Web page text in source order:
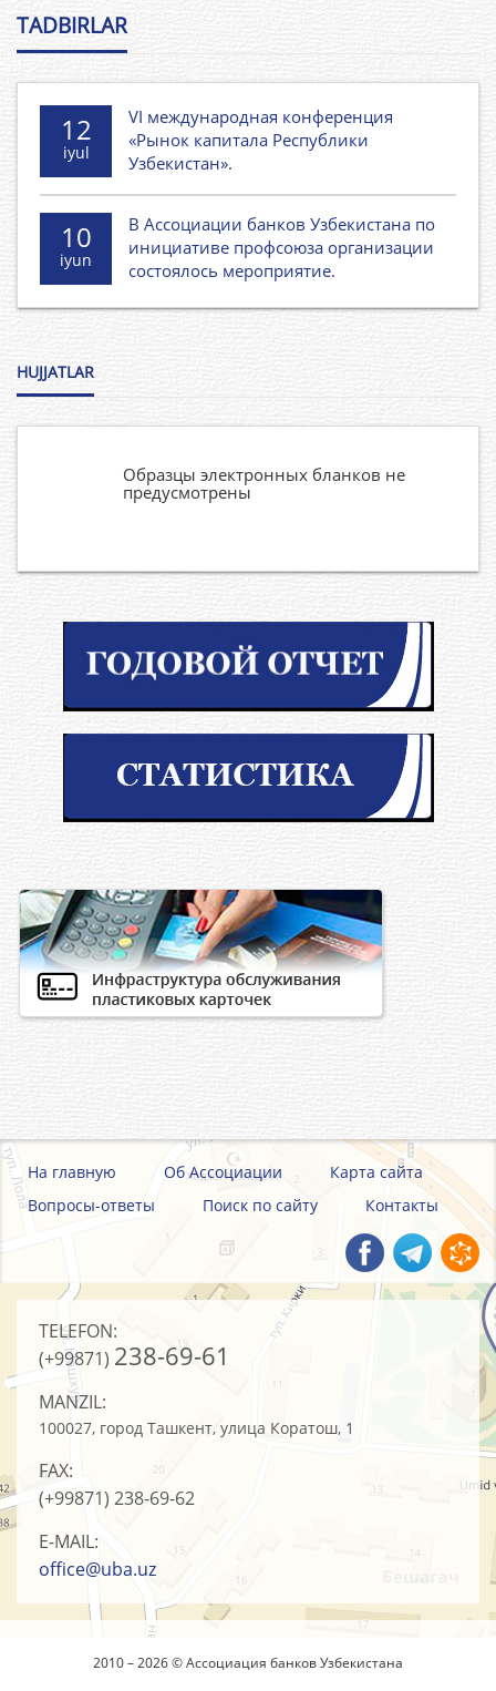
TADBIRLAR
12
iyul
VI международная конференция
«Рынок капитала Республики
Узбекистан».
10
iyun
В Ассоциации банков Узбекистана по
инициативе профсоюза организации
состоялось мероприятие.
HUJJATLAR
Образцы электронных бланков не
предусмотрены
На главную Об Ассоциации
Карта сайта
Вопросы-ответы
Поиск по сайту Контакты
TELEFON:
(+99871) 238-69-61
MANZIL:
100027, город Ташкент, улица Коратош, 1
FAX:
(+99871) 238-69-62
E-MAIL:
office@uba.uz
2010 – 2026 © Ассоциация банков Узбекистана